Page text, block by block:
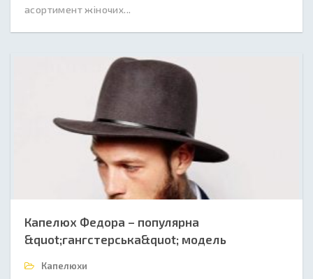
асортимент жіночих...
Капелюх Федора – популярна
&quot;гангстерська&quot; модель
Капелюхи